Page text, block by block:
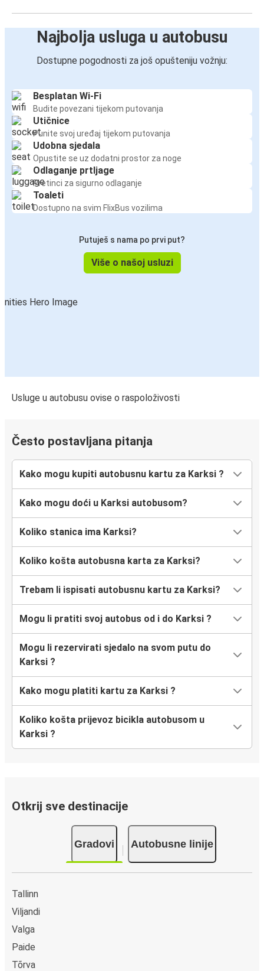
Najbolja usluga u autobusu
Dostupne pogodnosti za još opušteniju vožnju:
Besplatan Wi-Fi
Budite povezani tijekom putovanja
Utičnice
Punite svoj uređaj tijekom putovanja
Udobna sjedala
Opustite se uz dodatni prostor za noge
Odlaganje prtljage
Pretinci za sigurno odlaganje
Toaleti
Dostupno na svim FlixBus vozilima
Putuješ s nama po prvi put?
Više o našoj usluzi
Usluge u autobusu ovise o raspoloživosti
Često postavljana pitanja
Kako mogu kupiti autobusnu kartu za Karksi ?
Kako mogu doći u Karksi autobusom?
Koliko stanica ima Karksi?
Koliko košta autobusna karta za Karksi?
Trebam li ispisati autobusnu kartu za Karksi?
Mogu li pratiti svoj autobus od i do Karksi ?
Mogu li rezervirati sjedalo na svom putu do
Karksi ?
Kako mogu platiti kartu za Karksi ?
Koliko košta prijevoz bicikla autobusom u
Karksi ?
Otkrij sve destinacije
Gradovi Autobusne linije
Tallinn
Viljandi
Valga
Paide
Tõrva